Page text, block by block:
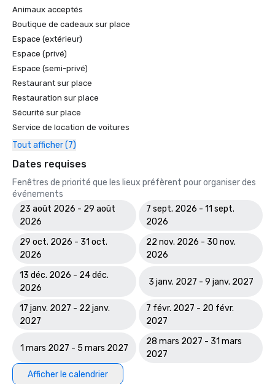
Animaux acceptés
Boutique de cadeaux sur place
Espace (extérieur)
Espace (privé)
Espace (semi-privé)
Restaurant sur place
Restauration sur place
Sécurité sur place
Service de location de voitures
Tout afficher (7)
Dates requises
Fenêtres de priorité que les lieux préfèrent pour organiser des
événements
23 août 2026 - 29 août
2026
7 sept. 2026 - 11 sept.
2026
29 oct. 2026 - 31 oct.
2026
22 nov. 2026 - 30 nov.
2026
13 déc. 2026 - 24 déc.
2026
3 janv. 2027 - 9 janv. 2027
17 janv. 2027 - 22 janv.
2027
7 févr. 2027 - 20 févr.
2027
1 mars 2027 - 5 mars 2027
28 mars 2027 - 31 mars
2027
Afficher le calendrier